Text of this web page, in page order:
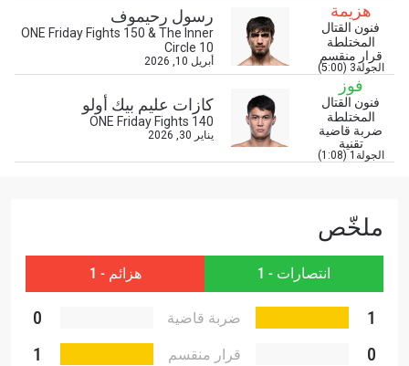
هزيمة
فنون القتال
المختلطة
قرار منقسم
الجولة3 (5:00)
رسول رحيموف
ONE Friday Fights 150 & The Inner
Circle 10
أبريل 10, 2026
فوز
فنون القتال
المختلطة
ضربة قاضية
تقنية
الجولة1 (1:08)
كازات عليم بيك أولو
ONE Friday Fights 140
يناير 30, 2026
ملخّص
انتصارات - 1 هزائم - 1
1
ضربة قاضية
0
0
قرار منقسم 1
المنافس
العرض
ابق على اطّلاع
خذ بطولة "ون" معك أينما ذهبت! اشترك الآن للوصول
إلى آخر الأخبار، وفتح العروض الخاصة والحصول على
أفضل المقاعد لعروضنا الحية.
البريد الإلكتروني
الإسم
بإرسال هذا النموذج، فإنك توافق على جمعنا لمعلوماتك
واستخدامها والإفصاح عنها بموجبسياسة الخصوصية.
يمكنك إلغاء الاشتراك في هذه المنشورات في أي وقت.